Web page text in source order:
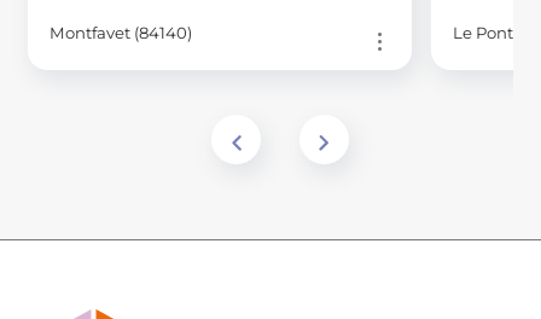
Montfavet (84140) Le Pontet